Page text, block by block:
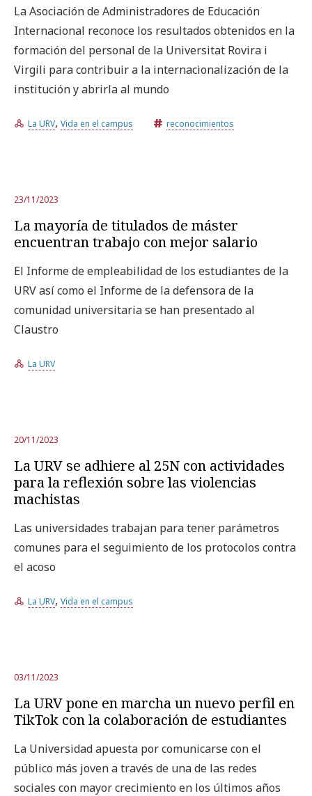
La Asociación de Administradores de Educación
Internacional reconoce los resultados obtenidos en la
formación del personal de la Universitat Rovira i
Virgili para contribuir a la internacionalización de la
institución y abrirla al mundo
La URV, Vida en el campus reconocimientos
23/11/2023
La mayoría de titulados de máster
encuentran trabajo con mejor salario
El Informe de empleabilidad de los estudiantes de la
URV así como el Informe de la defensora de la
comunidad universitaria se han presentado al
Claustro
La URV
20/11/2023
La URV se adhiere al 25N con actividades
para la reflexión sobre las violencias
machistas
Las universidades trabajan para tener parámetros
comunes para el seguimiento de los protocolos contra
el acoso
La URV, Vida en el campus
03/11/2023
La URV pone en marcha un nuevo perfil en
TikTok con la colaboración de estudiantes
La Universidad apuesta por comunicarse con el
público más joven a través de una de las redes
sociales con mayor crecimiento en los últimos años